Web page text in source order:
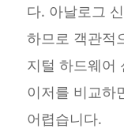
다. 아날로그
하므로 객관적
지털 하드웨어
이저를 비교하
어렵습니다.